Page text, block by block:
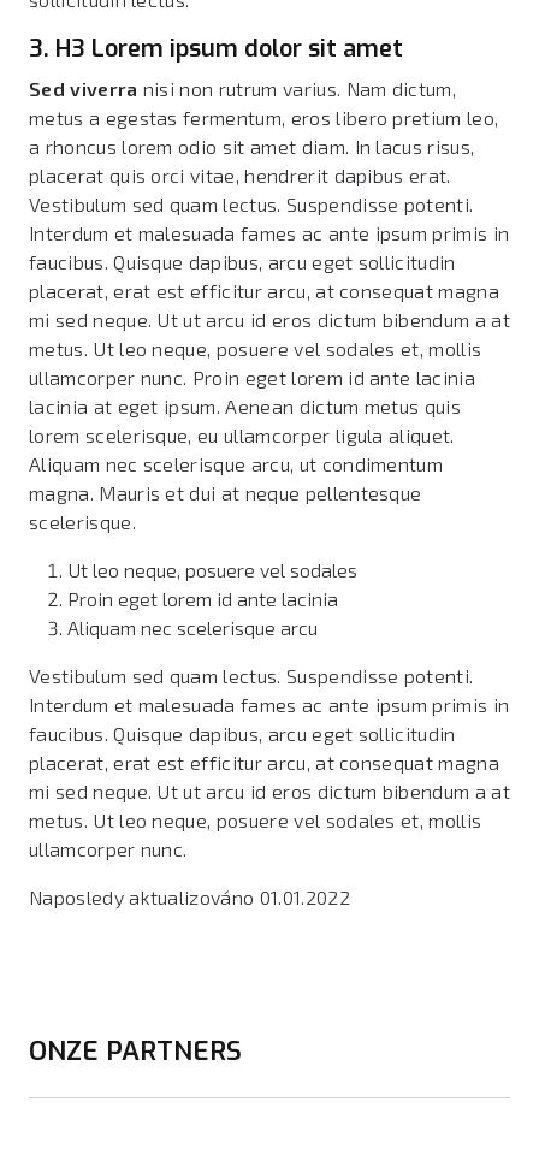
3. H3 Lorem ipsum dolor sit amet
Sed viverra nisi non rutrum varius. Nam dictum,
metus a egestas fermentum, eros libero pretium leo,
a rhoncus lorem odio sit amet diam. In lacus risus,
placerat quis orci vitae, hendrerit dapibus erat.
Vestibulum sed quam lectus. Suspendisse potenti.
Interdum et malesuada fames ac ante ipsum primis in
faucibus. Quisque dapibus, arcu eget sollicitudin
placerat, erat est efficitur arcu, at consequat magna
mi sed neque. Ut ut arcu id eros dictum bibendum a at
metus. Ut leo neque, posuere vel sodales et, mollis
ullamcorper nunc. Proin eget lorem id ante lacinia
lacinia at eget ipsum. Aenean dictum metus quis
lorem scelerisque, eu ullamcorper ligula aliquet.
Aliquam nec scelerisque arcu, ut condimentum
magna. Mauris et dui at neque pellentesque
scelerisque.
Ut leo neque, posuere vel sodales
Proin eget lorem id ante lacinia
Aliquam nec scelerisque arcu
Vestibulum sed quam lectus. Suspendisse potenti.
Interdum et malesuada fames ac ante ipsum primis in
faucibus. Quisque dapibus, arcu eget sollicitudin
placerat, erat est efficitur arcu, at consequat magna
mi sed neque. Ut ut arcu id eros dictum bibendum a at
metus. Ut leo neque, posuere vel sodales et, mollis
ullamcorper nunc.
Naposledy aktualizováno 01.01.2022
ONZE PARTNERS